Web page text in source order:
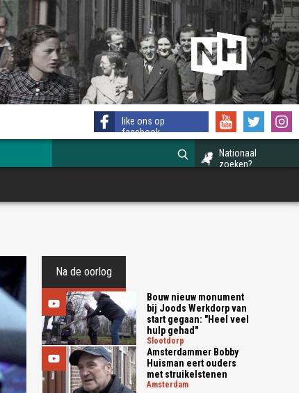
like ons op
facebook
Nationaal
zoeken?
Na de oorlog
Bouw nieuw monument
bij Joods Werkdorp van
start gegaan: "Heel veel
hulp gehad"
slootdorp
Amsterdammer Bobby
Huisman eert ouders
met struikelstenen
amsterdam